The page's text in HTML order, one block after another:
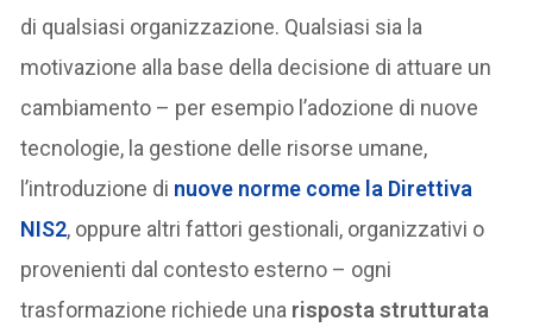
di qualsiasi organizzazione. Qualsiasi sia la
motivazione alla base della decisione di attuare un
cambiamento – per esempio l’adozione di nuove
tecnologie, la gestione delle risorse umane,
l’introduzione di nuove norme come la Direttiva
NIS2, oppure altri fattori gestionali, organizzativi o
provenienti dal contesto esterno – ogni
trasformazione richiede una risposta strutturata